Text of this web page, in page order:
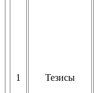
1 Тезисы